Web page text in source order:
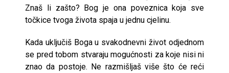
Znaš li zašto? Bog je ona poveznica koja sve
točkice tvoga života spaja u jednu cjelinu.
Kada uključiš Boga u svakodnevni život odjednom
se pred tobom stvaraju mogućnosti za koje nisi ni
znao da postoje. Ne razmišljaš više što će reći